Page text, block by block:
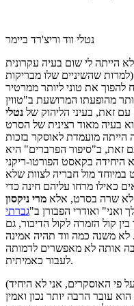
נטלי ווד וריצ'רד ביימר
הייתה לי שום בעיה עקרונית
שהשיניים שלו מבריקות
להפוך את טוני ליותר ממרטיר
מהופעתו המרושעת ב"טווין
זאת, בעיני הליהוק של נטלי
הייתה מועמדת לאוסקר בזכות
זאת, ב"סיפור הפרברים" היא
היחידה בקאסט הפורטו-ריקני
במיוחד מול חבריה לצוות שלא
כאילו מרחו עליהם חינה כדי
לא שרה בסרט, אלא מרי ניקסון
ואודרי הפבורן ב"גברתי
קול הזמרה לקול הדיבור, גם
משנה כמה ווד תהיה אמינה
אותה לא מאפשרים לדמותה
לעבור כאמיתית.
פי האוסקרים, אני לא היחיד)
עובר הרבה יותר נכון ואמין